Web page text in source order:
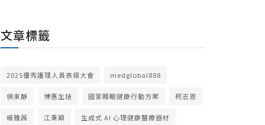
文章標籤
2025優秀護理人員表揚大會 medglobal888
侯束靜 博惠生技 國家睡眠健康行動方案 柯志恩
楊雅茜 江秉穎 生成式 AI 心理健康醫療器材